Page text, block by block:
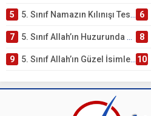
5 5. Sınıf Namazın Kılınışı Testi – Online Çöz 6
7 5. Sınıf Allah’ın Huzurunda Olmak – Namaz İbadeti Testi 8
9 5. Sınıf Allah’ın Güzel İsimleri Testi – Online Çöz 10